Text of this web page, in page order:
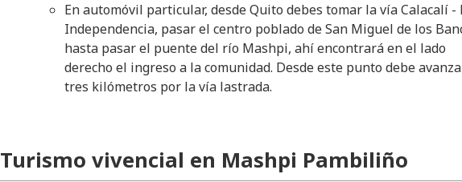
En automóvil particular, desde Quito debes tomar la vía Calacalí -
Independencia, pasar el centro poblado de San Miguel de los
hasta pasar el puente del río Mashpi, ahí encontrará en el lado
derecho el ingreso a la comunidad. Desde este punto debe
tres kilómetros por la vía lastrada.
Turismo vivencial en Mashpi Pambiliño